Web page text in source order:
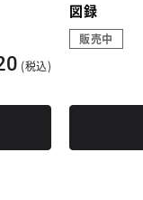
(税込)
図録
販売中